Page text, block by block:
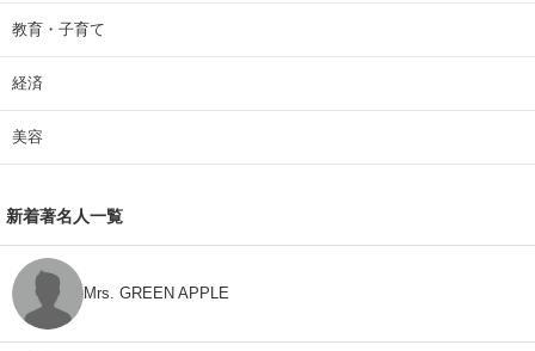
教育・子育て
経済
美容
新着著名人一覧
Mrs. GREEN APPLE